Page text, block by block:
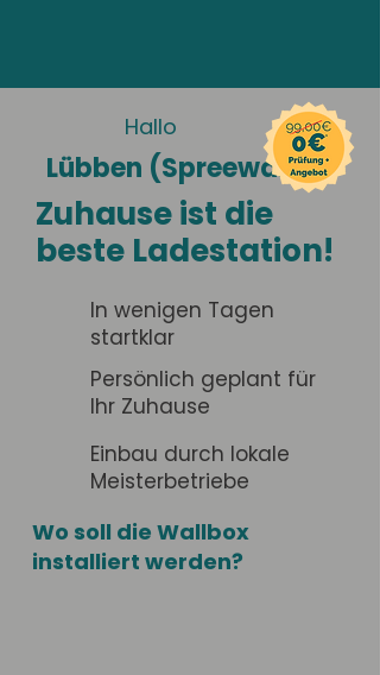
Hallo
Lübben (Spreewald)
Zuhause ist die
beste Ladestation!
In wenigen Tagen
startklar
Persönlich geplant für
Ihr Zuhause
Einbau durch lokale
Meisterbetriebe
Wo soll die Wallbox
installiert werden?